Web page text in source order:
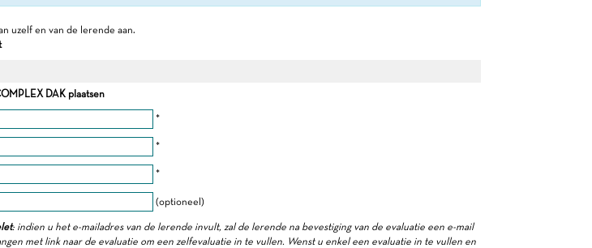
uzelf en van de lerende aan.
DAK plaatsen
*
*
*
(optioneel)
: indien u het e-mailadres van de lerende invult, zal de lerende na bevestiging van de evaluatie een e-mail
met link naar de evaluatie om een zelfevaluatie in te vullen. Wenst u enkel een evaluatie in te vullen en